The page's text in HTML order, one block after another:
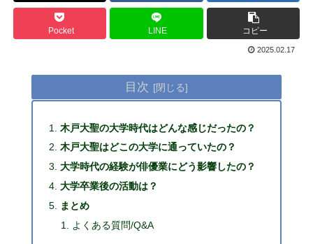
Pocket LINE コピー
2025.02.17
目次
木戸大聖の大学時代はどんな感じだったの？
木戸大聖はどこの大学に通っていたの？
大学時代の経験が俳優業にどう影響したの？
大学卒業後の活動は？
まとめ
よくある質問/Q&A